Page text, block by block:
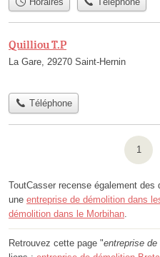
Quilliou T.P
La Gare, 29270 Saint-Hernin
Téléphone
1
ToutCasser recense également
une entreprise de démolition dans
démolition dans le Morbihan
Retrouvez cette page "entreprise